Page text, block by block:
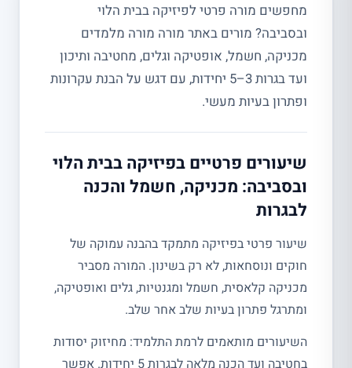
מחפשים מורה פרטי לפיזיקה בבית הלוי
ובסביבה? מורים באתר מורה מורה מלמדים
מכניקה, חשמל, אופטיקה וגלים, מחטיבה ותיכון
ועד בגרות 3–5 יחידות, עם דגש על הבנת עקרונות
ופתרון בעיות מעשי.
שיעורים פרטיים בפיזיקה בבית הלוי
ובסביבה: מכניקה, חשמל והכנה
לבגרות
שיעור פרטי בפיזיקה מתמקד בהבנה עמוקה של
חוקים ונוסחאות, לא רק בשינון. המורה מסביר
מכניקה קלאסית, חשמל ומגנטיות, גלים ואופטיקה,
ומתרגל פתרון בעיות שלב אחר שלב.
השיעורים מותאמים לרמת התלמיד: מחיזוק יסודות
בחטיבה ועד הכנה מלאה לבגרות 5 יחידות. אפשר